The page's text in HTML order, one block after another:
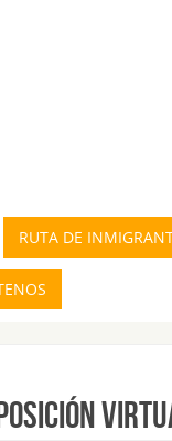
RUTA DE